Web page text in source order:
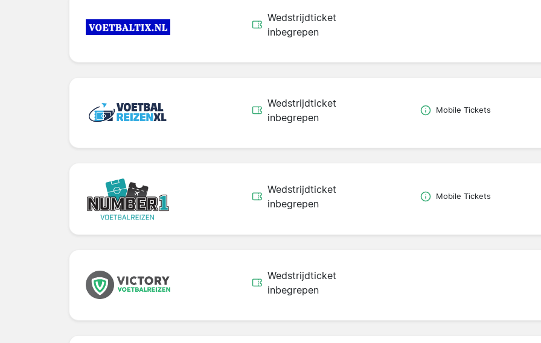
Wedstrijdticket
inbegrepen
Wedstrijdticket
inbegrepen
Mobile Tickets
Wedstrijdticket
inbegrepen
Mobile Tickets
Wedstrijdticket
inbegrepen